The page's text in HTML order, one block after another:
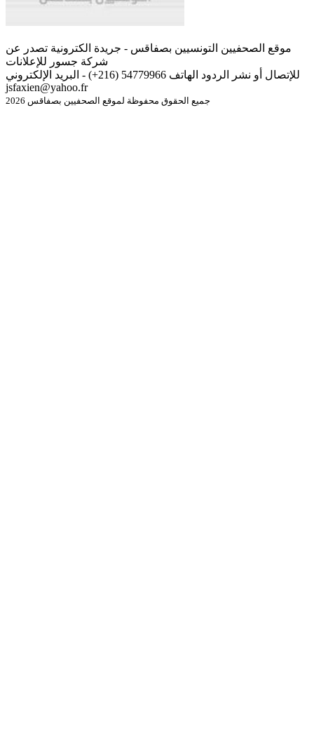
موقع الصحفيين التونسيين بصفاقس - جريدة الكترونية تصدر عن
شركة جسور للإعلانات
للإتصال أو نشر الردود الهاتف 54779966 (216+) - البريد الإلكتروني
jsfaxien@yahoo.fr
جميع الحقوق محفوظة لموقع الصحفيين بصفاقس 2026